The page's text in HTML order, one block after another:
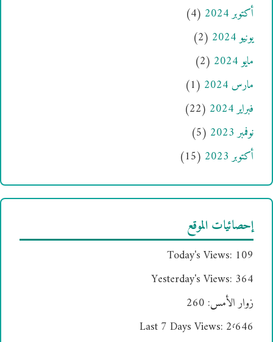
أكتوبر 2024
(4)
يونيو 2024
(2)
مايو 2024
(2)
مارس 2024
(1)
فبراير 2024
(22)
نوفمبر 2023
(5)
أكتوبر 2023
(15)
إحصائيات الموقع
Today's Views: 109
Yesterday's Views: 364
زوار الأمس: 260
Last 7 Days Views: 2٬646